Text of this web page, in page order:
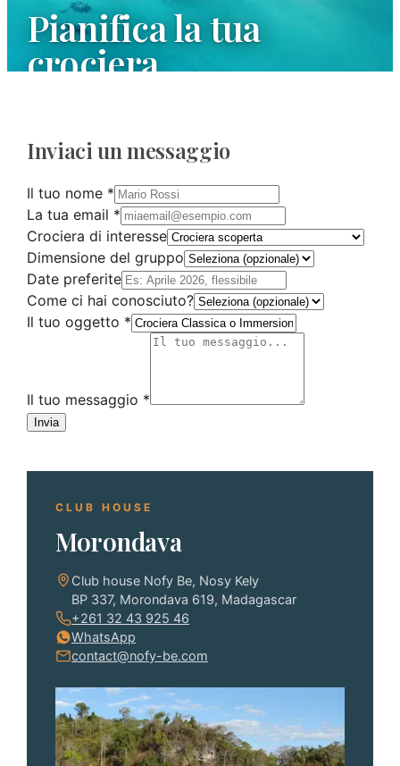
Pianifica la tua
crociera
avventura marittima.
Inviaci un messaggio
Il tuo nome *
La tua email *
Crociera di interesse
Dimensione del gruppo
Date preferite
Come ci hai conosciuto?
Il tuo oggetto *
Il tuo messaggio *
Invia
CLUB HOUSE
Morondava
Club house Nofy Be, Nosy Kely
BP 337, Morondava 619, Madagascar
+261 32 43 925 46
WhatsApp
contact@nofy-be.com